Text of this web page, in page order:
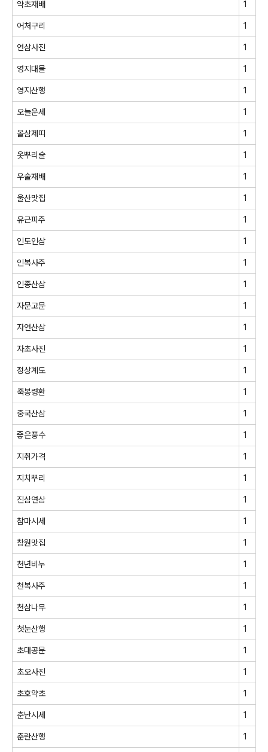
약초재배 1
어처구리 1
연삼사진 1
영지대물 1
영지산행 1
오늘운세 1
올삼제띠 1
옷뿌리술 1
우술재배 1
울산맛집 1
유근피주 1
인도인삼 1
인복사주 1
인종산삼 1
자문고문 1
자연산삼 1
자초사진 1
정상계도 1
죽봉령환 1
중국산삼 1
줗은풍수 1
지취가격 1
지치뿌리 1
진삼연삼 1
참마시세 1
창원맛집 1
천년비누 1
천복사주 1
천삼나무 1
첫눈산행 1
초대공문 1
초오사진 1
초호약초 1
춘난시세 1
춘란산행 1